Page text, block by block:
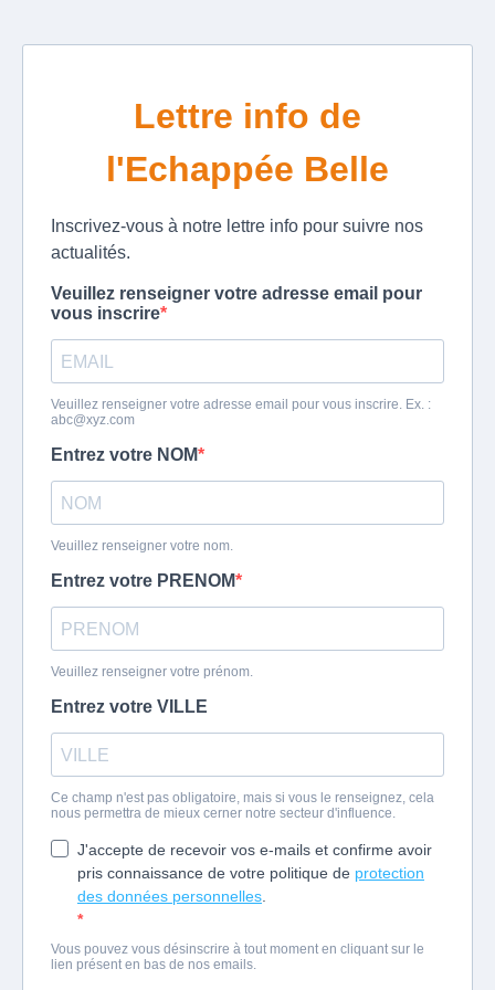
Lettre info de
l'Echappée Belle
Inscrivez-vous à notre lettre info pour suivre nos
actualités.
Veuillez renseigner votre adresse email pour
vous inscrire
Veuillez renseigner votre adresse email pour vous inscrire. Ex. :
abc@xyz.com
Entrez votre NOM
Veuillez renseigner votre nom.
Entrez votre PRENOM
Veuillez renseigner votre prénom.
Entrez votre VILLE
Ce champ n'est pas obligatoire, mais si vous le renseignez, cela
nous permettra de mieux cerner notre secteur d'influence.
J'accepte de recevoir vos e-mails et confirme avoir
pris connaissance de votre politique de protection
des données personnelles
Vous pouvez vous désinscrire à tout moment en cliquant sur le
lien présent en bas de nos emails.